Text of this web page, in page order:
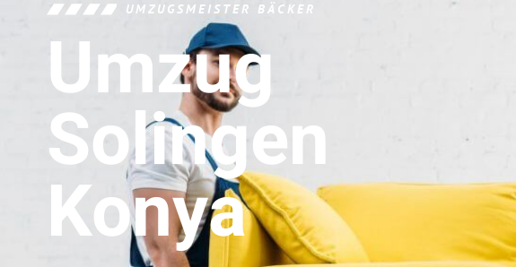
UMZUGSMEISTER BÄCKER
Umzug
Solingen
Konya